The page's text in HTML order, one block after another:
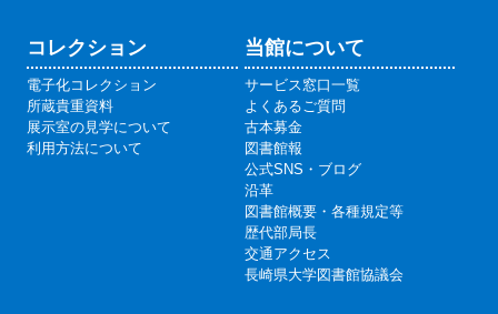
コレクション
電子化コレクション
所蔵貴重資料
展示室の見学について
利用方法について
当館について
サービス窓口一覧
よくあるご質問
古本募金
図書館報
公式SNS・ブログ
沿革
図書館概要・各種規定等
歴代部局長
交通アクセス
長崎県大学図書館協議会